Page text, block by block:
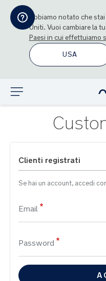
Abbiamo notato che
Uniti. Vuoi cambiare la
Paesi in cui effettuiamo
USA
Clienti registrati
Se hai un account, accedi
Email
Password